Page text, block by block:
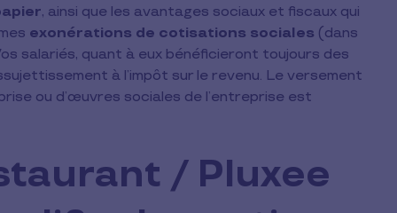
, ainsi que les avantages sociaux et fiscaux qui
exonérations de cotisations sociales (dans
salariés, quant à eux bénéficieront toujours des
à l’impôt sur le revenu. Le versement
ou d’œuvres sociales de l’entreprise est
/ Pluxee